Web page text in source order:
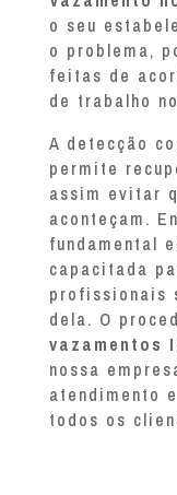
o seu
o problema,
feitas de
de trabalho
A detecção
permite
assim evitar
aconteçam.
fundamental
capacitada
profissionais
dela. O
vazamentos
nossa
atendimento
todos os